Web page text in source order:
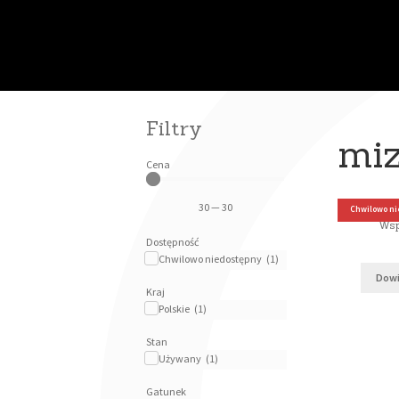
Filtry
Cena
30— 30
Dostępność
Chwilowo niedostępny (1)
Kraj
Polskie (1)
Stan
Używany (1)
Gatunek
Chwilowo
Danuta